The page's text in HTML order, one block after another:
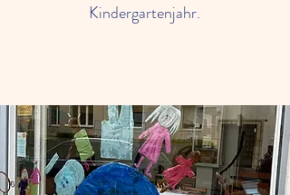
Kindergartenjahr.